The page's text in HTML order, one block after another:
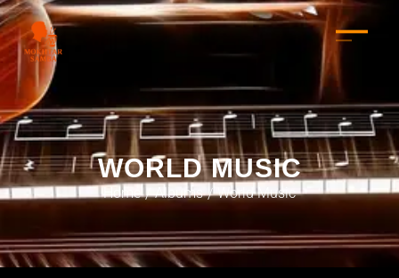
WORLD MUSIC
Home / Albums / World Music